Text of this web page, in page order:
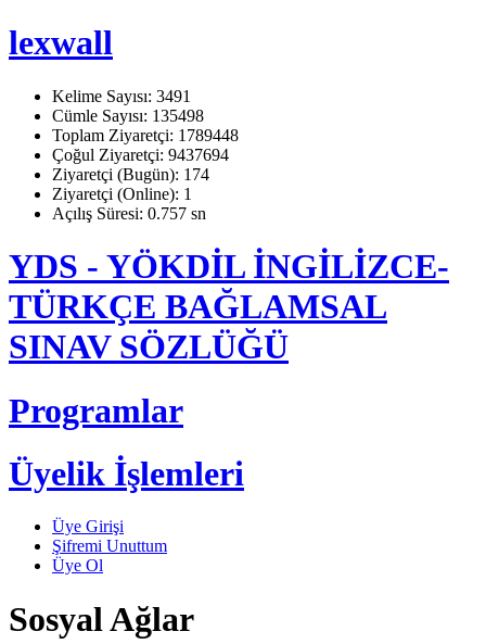
lexwall
Kelime Sayısı: 3491
Cümle Sayısı: 135498
Toplam Ziyaretçi: 1789448
Çoğul Ziyaretçi: 9437694
Ziyaretçi (Bugün): 174
Ziyaretçi (Online): 1
Açılış Süresi: 0.757 sn
YDS - YÖKDİL İNGİLİZCE-
TÜRKÇE BAĞLAMSAL
SINAV SÖZLÜĞÜ
Programlar
Üyelik İşlemleri
Üye Girişi
Şifremi Unuttum
Üye Ol
Sosyal Ağlar